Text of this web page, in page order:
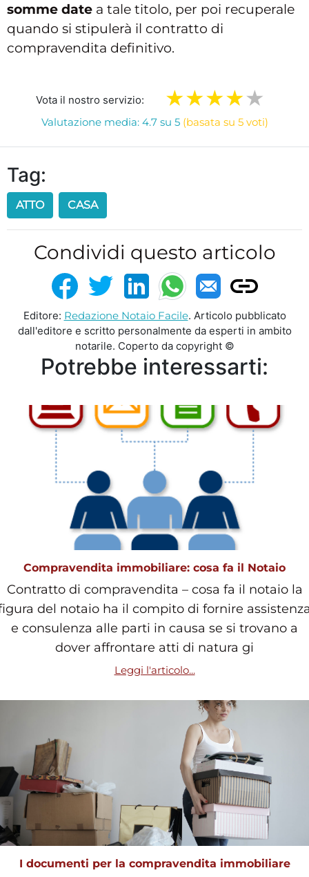
somme date a tale titolo, per poi recuperale
quando si stipulerà il contratto di
compravendita definitivo.
Vota il nostro servizio:
Valutazione media: 4.7 su 5 (basata su 5 voti)
Tag:
ATTO CASA
Condividi questo articolo
Editore: Redazione Notaio Facile. Articolo pubblicato
dall'editore e scritto personalmente da esperti in ambito
notarile. Coperto da copyright ©
Potrebbe interessarti:
Compravendita immobiliare: cosa fa il Notaio
Contratto di compravendita – cosa fa il notaio la
del notaio ha il compito di fornire
e consulenza alle parti in causa se si trovano a
dover affrontare atti di natura gi
Leggi l'articolo...
I documenti per la compravendita immobiliare